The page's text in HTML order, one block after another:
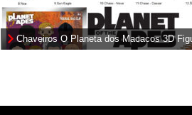
Chaveiros O Planeta dos Macacos 3D
Clips (Planet of the Apes)